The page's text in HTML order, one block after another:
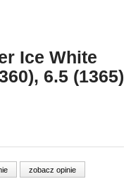
Ice White
6.5 (1365)
zobacz opinie